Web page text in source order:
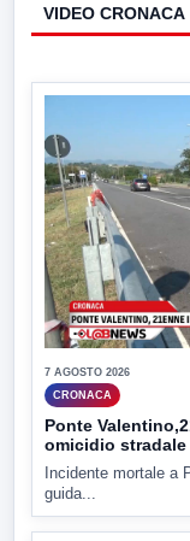
VIDEO CRONACA
7 AGOSTO 2026
CRONACA
Ponte
omicidio stradale
Incidente mortale a
guida...